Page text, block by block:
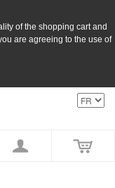
of the shopping cart and
are agreeing to the use of